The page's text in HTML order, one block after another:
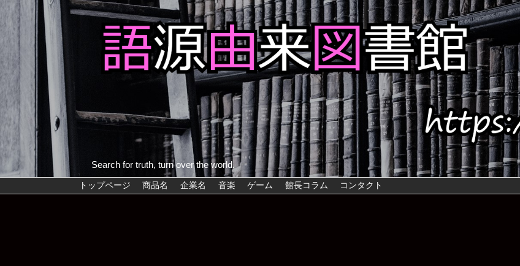
Search for truth, turn over the world.
トップページ 商品名 企業名 音楽 ゲーム 館長コラム コンタクト